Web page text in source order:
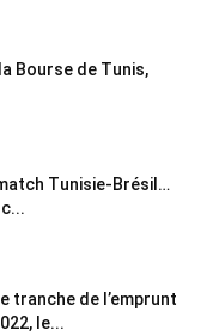
Bourse de Tunis,
Tunisie-Brésil…
tranche de l’emprunt
le...